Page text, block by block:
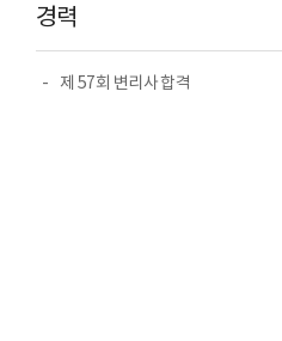
경력
제 57회 변리사 합격